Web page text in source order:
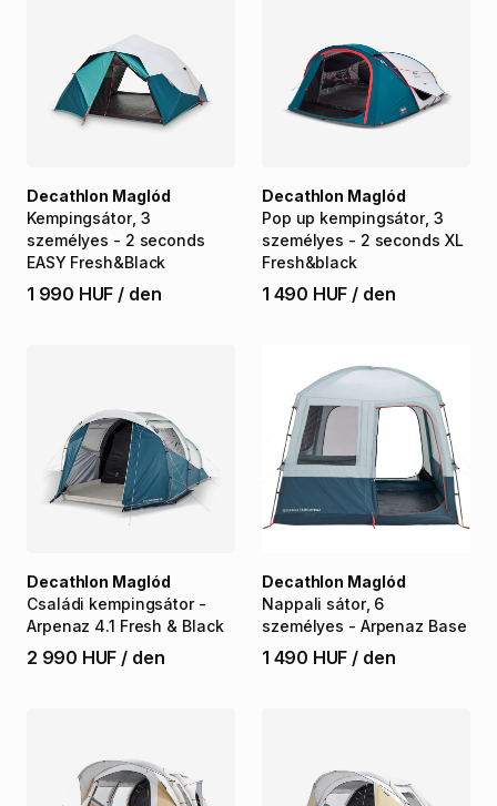
Kempingsátor​,​ 3
személyes - 2 seconds
EASY Fresh&Black
Decathlon Maglód
1 990 HUF / den
Pop up kempingsátor​,​ 3
személyes - 2 seconds XL
Fresh&black
Decathlon Maglód
1 490 HUF / den
Családi kempingsátor -
Arpenaz 4.1 Fresh & Black
Decathlon Maglód
2 990 HUF / den
Nappali sátor​,​ 6
személyes - Arpenaz Base
Decathlon Maglód
1 490 HUF / den